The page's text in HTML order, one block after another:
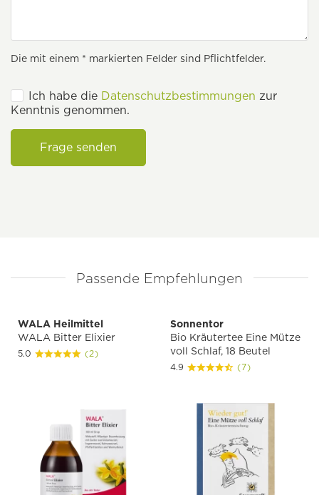
Die mit einem * markierten Felder sind Pflichtfelder.
Ich habe die Datenschutzbestimmungen zur
Kenntnis genommen.
Frage senden
Passende Empfehlungen
WALA Heilmittel
WALA Bitter Elixier
5.0 (2)
Sonnentor
Bio Kräutertee Eine Mütze
voll Schlaf, 18 Beutel
4.9 (7)